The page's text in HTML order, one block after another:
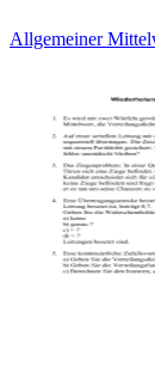
Allgemeiner